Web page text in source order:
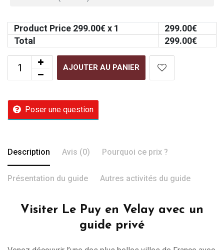
Product Price 299.00€ x 1 299.00€
Total
299.00€
AJOUTER AU PANIER
Poser une question
Description Avis (0) Pourquoi ce prix ?
Présentation du guide Autres activités du guide
Visiter Le Puy en Velay avec un
guide privé